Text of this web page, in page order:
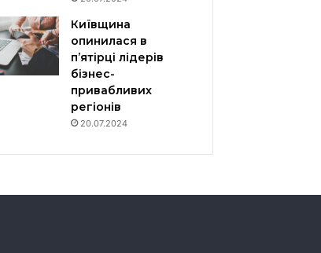
Київщина
опинилася в
пʼятірці лідерів
бізнес-
привабливих
регіонів
20.07.2024